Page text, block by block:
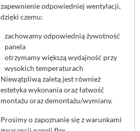
zapewnienie odpowiedniej wentylacji,
dzięki czemu:
zachowamy odpowiednią żywotność
panela
otrzymamy większą wydajność przy
wysokich temperaturach
Niewątpliwą zaletą jest również
estetyka wykonania oraz łatwość
montażu oraz demontażu/wymiany.
Prosimy o zapoznanie się z warunkami